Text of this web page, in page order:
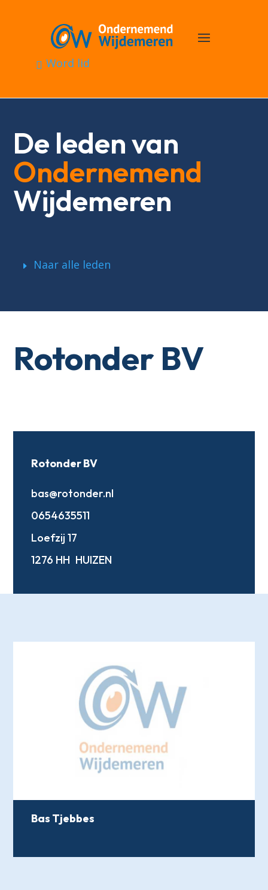
Word lid
De leden van
Ondernemend
Wijdemeren
Naar alle leden
Rotonder BV
Rotonder BV
bas@rotonder.nl
0654635511
Loefzij 17
1276 HH HUIZEN
Bas Tjebbes